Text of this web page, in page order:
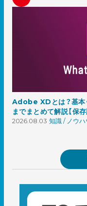
Adobe XDとは？基本
までまとめて解説【保存
2026.08.03 知識 / ノウハ